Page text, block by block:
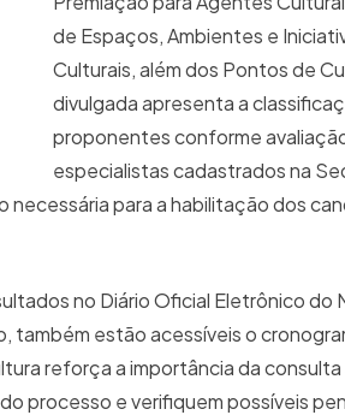
de Espaços, Ambientes e
Culturais, além dos Pontos de
divulgada apresenta a
proponentes conforme
especialistas cadastrados na
para a habilitação dos
no Diário Oficial Eletrônico do
também estão acessíveis o
reforça a importância da consulta
processo e verifiquem possíveis